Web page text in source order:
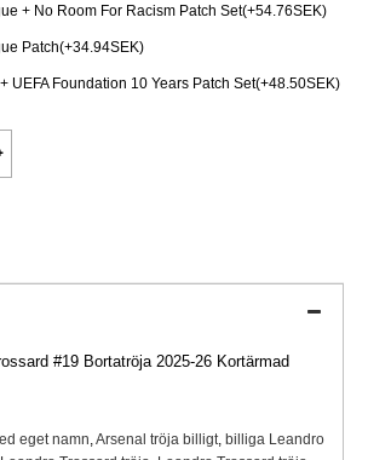
+ No Room For Racism Patch Set(+54.76SEK)
Patch(+34.94SEK)
UEFA Foundation 10 Years Patch Set(+48.50SEK)
#19 Bortatröja 2025-26 Kortärmad
eget namn Arsenal tröja billigt billiga Leandro